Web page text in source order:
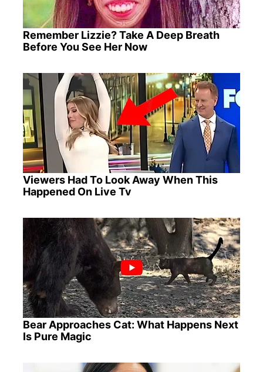
Remember Lizzie? Take A Deep Breath
Before You See Her Now
Viewers Had To Look Away When This
Happened On Live Tv
Bear Approaches Cat: What Happens Next
Is Pure Magic